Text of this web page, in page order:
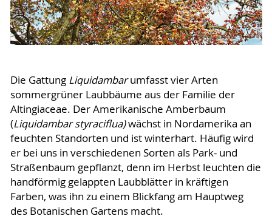
Die Gattung Liquidambarumfasst vier Arten
sommergrüner Laubbäume aus der Familie der
Altingiaceae. Der Amerikanische Amberbaum
(Liquidambar styraciflua)wächst in Nordamerika an
feuchten Standorten und ist winterhart. Häufig wird
er bei uns in verschiedenen Sorten als Park- und
Straßenbaum gepflanzt, denn im Herbst leuchten die
handförmig gelappten Laubblätter in kräftigen
Farben, was ihn zu einem Blickfang am Hauptweg
des Botanischen Gartens macht.